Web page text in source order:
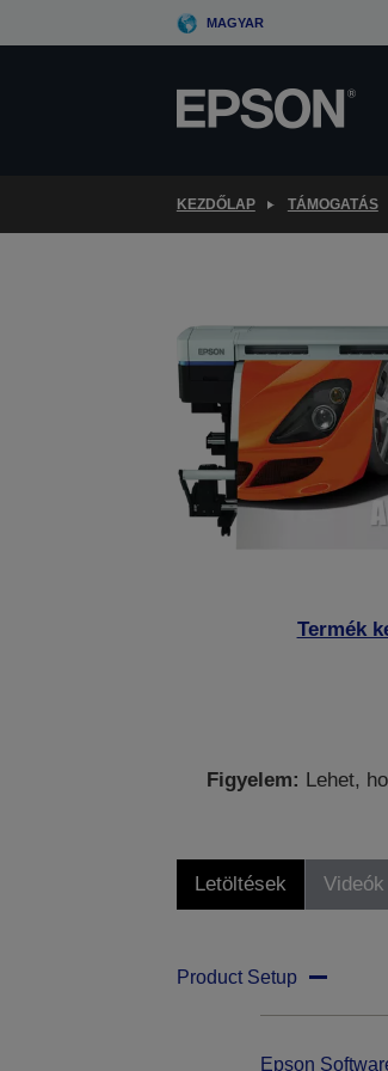
to
MAGYAR
KEZDŐLAP TÁMOGATÁS
Termék
Figyelem: Lehet,
Letöltések Videók
Product Setup
Epson